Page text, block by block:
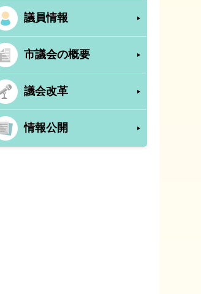
議員情報
市議会の概要
議会改革
情報公開